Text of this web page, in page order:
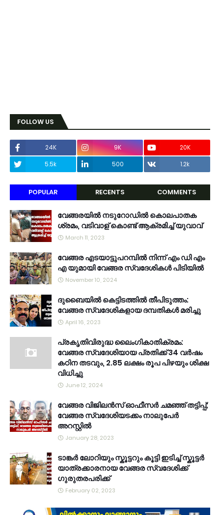
FOLLOW US
24K 9K
20K
5.5k
500 1.2k
POPULAR RECENTS COMMENTS
വേങ്ങരയിൽ നടുറോഡിൽ കൊലപാതക
ശ്രമം, വടിവാള് കൊണ്ട് ആക്രമിച്ച് യുവാവ്
March 11, 2023
വേങ്ങര എടയാട്ടുപറമ്പിൽ നിന്ന് എം ഡി എം
എ യുമായി വേങ്ങര സ്വദേശികൾ പിടിയിൽ
November 10, 2024
ദുബൈയിൽ കെട്ടിടത്തിൽ തീപിടുത്തം:
വേങ്ങര സ്വദേശികളായ ദമ്പതികൾ മരിച്ചു
April 16, 2023
പ്രകൃതിവിരുദ്ധ ലൈംഗികാതിക്രമം:
വേങ്ങര സ്വദേശിയായ പ്രതിക്ക് 34 വര്‍ഷം
കഠിന തടവും, 2.85 ലക്ഷം രൂപ പിഴയും ശിക്ഷ
വിധിച്ചു
June 12, 2024
വേങ്ങര വിജിലൻസ് ഓഫീസർ ചമഞ്ഞ് തട്ടിപ്പ്;
വേങ്ങര സ്വദേശിയടക്കം നാലുപേർ
അറസ്റ്റിൽ
January 28, 2023
ടാങ്കർ ലോറിയും സ്കൂട്ടറും കൂട്ടി ഇടിച്ച് സ്കൂട്ടർ
യാത്രക്കാരനായ വേങ്ങര സ്വദേശിക്ക്
ഗുരുതരപരിക്ക്
February 02, 2023